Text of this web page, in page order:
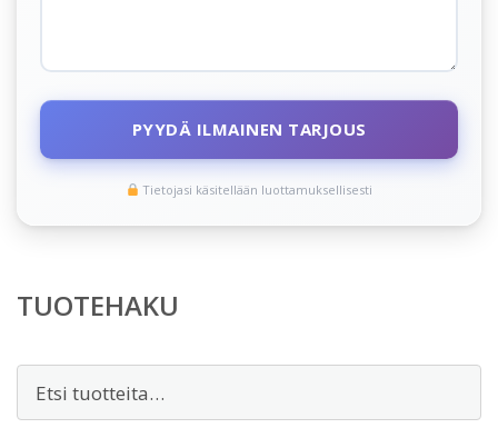
PYYDÄ ILMAINEN TARJOUS
Tietojasi käsitellään luottamuksellisesti
TUOTEHAKU